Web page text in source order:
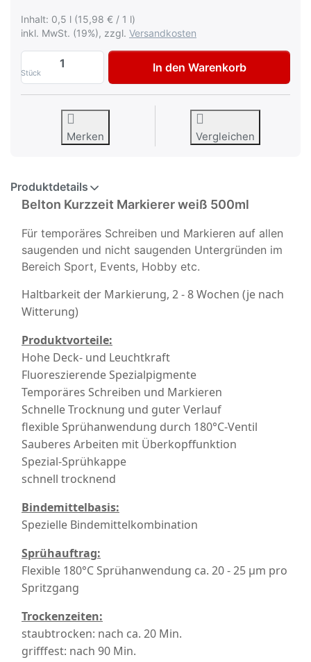
Inhalt: 0,5 l (15,98 € / 1 l)
inkl. MwSt. (19%), zzgl. Versandkosten
Stück
Belton Kurzzeit- Markierer Spray 500ml
In den Warenkorb
Merken Vergleichen
Produktdetails
Belton Kurzzeit Markierer weiß 500ml
Für temporäres Schreiben und Markieren auf allen
saugenden und nicht saugenden Untergründen im
Bereich Sport, Events, Hobby etc.
Haltbarkeit der Markierung, 2 - 8 Wochen (je nach
Witterung)
Produktvorteile:
Hohe Deck- und Leuchtkraft
Fluoreszierende Spezialpigmente
Temporäres Schreiben und Markieren
Schnelle Trocknung und guter Verlauf
flexible Sprühanwendung durch 180°C-Ventil
Sauberes Arbeiten mit Überkopffunktion
Spezial-Sprühkappe
schnell trocknend
Bindemittelbasis:
Spezielle Bindemittelkombination
Sprühauftrag:
Flexible 180°C Sprühanwendung ca. 20 - 25 µm pro
Spritzgang
Trockenzeiten:
staubtrocken: nach ca. 20 Min.
grifffest: nach 90 Min.